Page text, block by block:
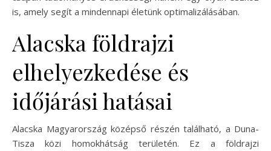
is, amely segít a mindennapi életünk optimalizálásában.
Alacska földrajzi
elhelyezkedése és
időjárási hatásai
Alacska Magyarország középső részén található, a Duna-
Tisza közi homokhátság területén. Ez a földrajzi